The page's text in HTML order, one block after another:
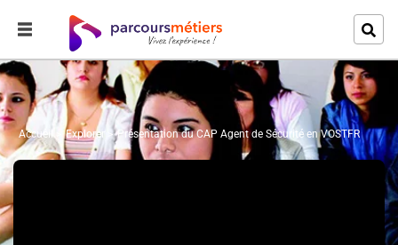
Accueil Explorer Présentation du CAP Agent de Sécurité en VOSTFR